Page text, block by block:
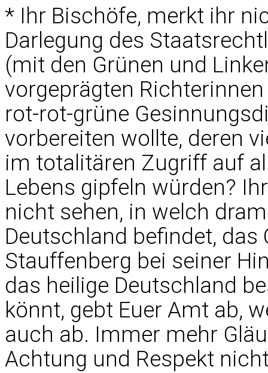
* Ihr Bischöfe, merkt ihr
Darlegung des
(mit den Grünen und
vorgeprägten
rot-rot-grüne
vorbereiten wollte, deren
im totalitären Zugriff auf
Lebens gipfeln würden?
nicht sehen, in welch
Deutschland befindet, das
Stauffenberg bei seiner
das heilige Deutschland
könnt, gebt Euer Amt ab,
auch ab. Immer mehr
Achtung und Respekt